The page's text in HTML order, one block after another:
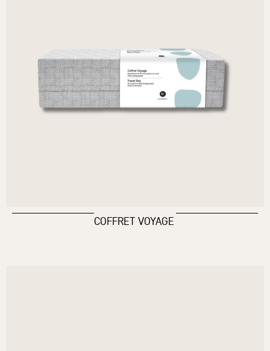
COFFRET VOYAGE